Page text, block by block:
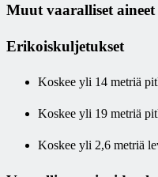
Muut vaaralliset aineet
Erikoiskuljetukset
Koskee yli 14 metriä
Koskee yli 19 metriä
Koskee yli 2,6 metriä